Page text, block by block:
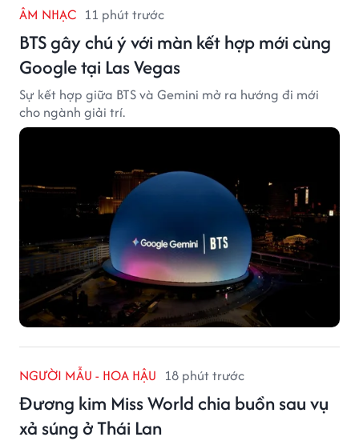
ÂM NHẠC 11 phút trước
BTS gây chú ý với màn kết hợp mới cùng
Google tại Las Vegas
Sự kết hợp giữa BTS và Gemini mở ra hướng đi mới
cho ngành giải trí.
NGƯỜI MẪU - HOA HẬU 18 phút trước
Đương kim Miss World chia buồn sau vụ
xả súng ở Thái Lan